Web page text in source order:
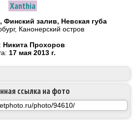
Xanthia
Финский залив, Невская губа
Канонерский остров
Никита Прохоров
17 мая 2013 г.
ссылка на фото